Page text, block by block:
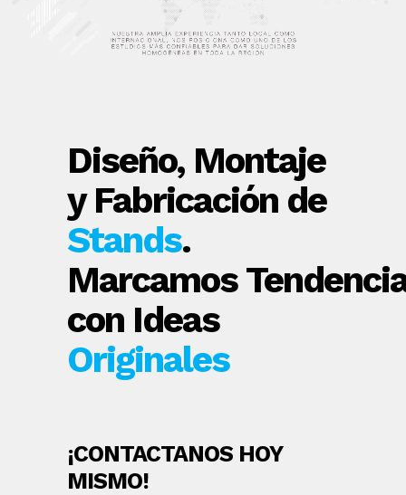
Diseño, Montaje
y Fabricación de
Stands.
Marcamos
con Ideas
Originales
¡CONTACTANOS HOY
MISMO!